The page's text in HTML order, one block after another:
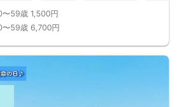
〜59歳 1,500円
〜59歳 6,700円